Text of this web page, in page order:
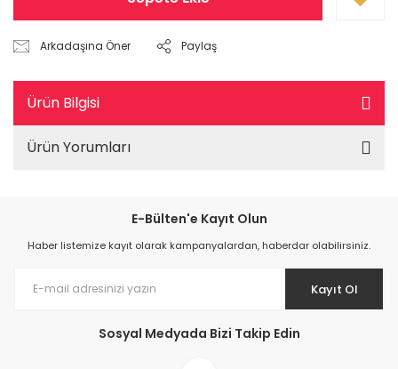
Arkadaşına Öner Paylaş
Ürün Bilgisi
Ürün Yorumları
E-Bülten'e Kayıt Olun
Haber listemize kayıt olarak kampanyalardan, haberdar olabilirsiniz.
Kayıt Ol
Sosyal Medyada Bizi Takip Edin